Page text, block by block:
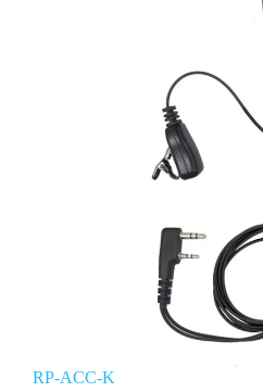
RP-ACC-K